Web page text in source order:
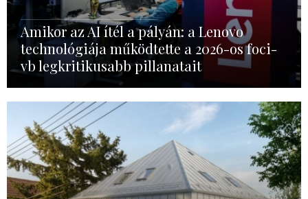
Amikor az AI ítél a pályán: a Lenovo
technológiája működtette a 2026-os foci-
vb legkritikusabb pillanatait